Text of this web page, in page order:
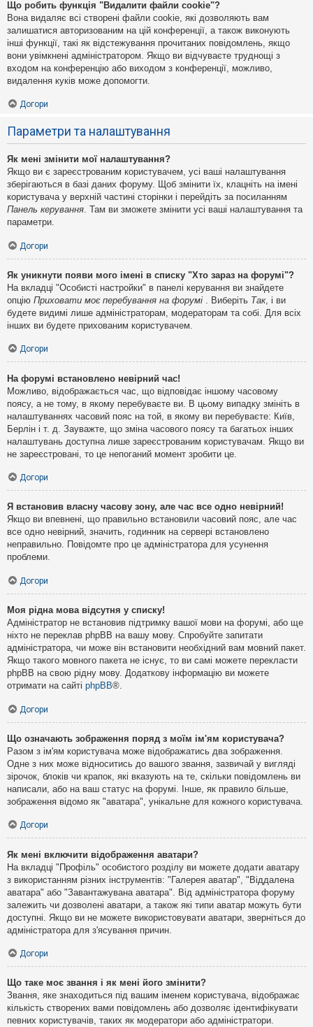
Що робить функція "Видалити файли cookie"?
Вона видаляє всі створені файли cookie, які дозволяють вам
залишатися авторизованим на цій конференції, а також виконують
інші функції, такі як відстежування прочитаних повідомлень, якщо
вони увімкнені адміністратором. Якщо ви відчуваєте труднощі з
входом на конференцію або виходом з конференції, можливо,
видалення куків може допомогти.
Догори
Параметри та налаштування
Як мені змінити мої налаштування?
Якщо ви є зареєстрованим користувачем, усі ваші налаштування
зберігаються в базі даних форуму. Щоб змінити їх, клацніть на імені
користувача у верхній частині сторінки і перейдіть за посиланням
Панель керування . Там ви зможете змінити усі ваші налаштування та
параметри.
Догори
Як уникнути появи мого імені в списку "Хто зараз на форумі"?
На вкладці "Особисті настройки" в панелі керування ви знайдете
опцію Приховати моє перебування на форумі . Виберіть Так, і ви
будете видимі лише адміністраторам, модераторам та собі. Для всіх
інших ви будете прихованим користувачем.
Догори
На форумі встановлено невірний час!
Можливо, відображається час, що відповідає іншому часовому
поясу, а не тому, в якому перебуваєте ви. В цьому випадку змініть в
налаштуваннях часовий пояс на той, в якому ви перебуваєте: Київ,
Берлін і т. д. Зауважте, що зміна часового поясу та багатьох інших
налаштувань доступна лише зареєстрованим користувачам. Якщо ви
не зареєстровані, то це непоганий момент зробити це.
Догори
Я встановив власну часову зону, але час все одно невірний!
Якщо ви впевнені, що правильно встановили часовий пояс, але час
все одно невірний, значить, годинник на сервері встановлено
неправильно. Повідомте про це адміністратора для усунення
проблеми.
Догори
Моя рідна мова відсутня у списку!
Адміністратор не встановив підтримку вашої мови на форумі, або ще
ніхто не переклав phpBB на вашу мову. Спробуйте запитати
адміністратора, чи може він встановити необхідний вам мовний пакет.
Якщо такого мовного пакета не існує, то ви самі можете перекласти
phpBB на свою рідну мову. Додаткову інформацію ви можете
отримати на сайті phpBB®.
Догори
Що означають зображення поряд з моїм ім'ям користувача?
Разом з ім'ям користувача може відображатись два зображення.
Одне з них може відноситись до вашого звання, зазвичай у вигляді
зірочок, блоків чи крапок, які вказують на те, скільки повідомлень ви
написали, або на ваш статус на форумі. Інше, як правило більше,
зображення відомо як "аватара", унікальне для кожного користувача.
Догори
Як мені включити відображення аватари?
На вкладці "Профіль" особистого розділу ви можете додати аватару
з використанням різних інструментів: "Галерея аватар", "Віддалена
аватара" або "Завантажувана аватара". Від адміністратора форуму
залежить чи дозволені аватари, а також які типи аватар можуть бути
доступні. Якщо ви не можете використовувати аватари, зверніться до
адміністратора для з'ясування причин.
Догори
Що таке моє звання і як мені його змінити?
Звання, яке знаходиться під вашим іменем користувача, відображає
кількість створених вами повідомлень або дозволяє ідентифікувати
певних користувачів, таких як модератори або адміністратори.